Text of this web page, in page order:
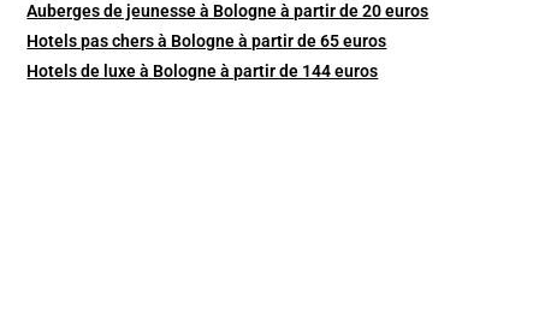
Auberges de jeunesse à Bologne à partir de 20 euros
Hotels pas chers à Bologne à partir de 65 euros
Hotels de luxe à Bologne à partir de 144 euros